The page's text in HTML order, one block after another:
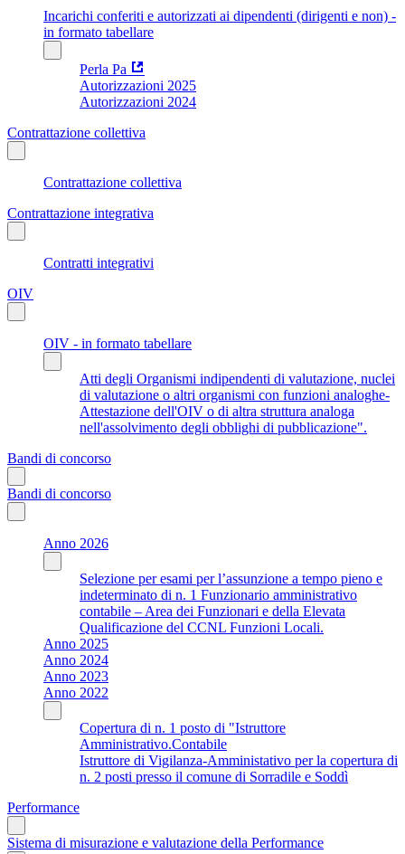
Incarichi conferiti e autorizzati ai dipendenti (dirigenti e non) -
in formato tabellare
Perla Pa
Autorizzazioni 2025
Autorizzazioni 2024
Contrattazione collettiva
Contrattazione collettiva
Contrattazione integrativa
Contratti integrativi
OIV
OIV - in formato tabellare
Atti degli Organismi indipendenti di valutazione, nuclei
di valutazione o altri organismi con funzioni analoghe-
Attestazione dell'OIV o di altra struttura analoga
nell'assolvimento degli obblighi di pubblicazione".
Bandi di concorso
Bandi di concorso
Anno 2026
Selezione per esami per l’assunzione a tempo pieno e
indeterminato di n. 1 Funzionario amministrativo
contabile – Area dei Funzionari e della Elevata
Qualificazione del CCNL Funzioni Locali.
Anno 2025
Anno 2024
Anno 2023
Anno 2022
Copertura di n. 1 posto di "Istruttore
Amministrativo.Contabile
Istruttore di Vigilanza-Amministativo per la copertura di
n. 2 posti presso il comune di Sorradile e Soddì
Performance
Sistema di misurazione e valutazione della Performance